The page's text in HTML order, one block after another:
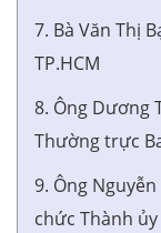
7. Bà Văn Thị
TP.HCM
8. Ông Dương
Thường trực
9. Ông
chức Thành ủy